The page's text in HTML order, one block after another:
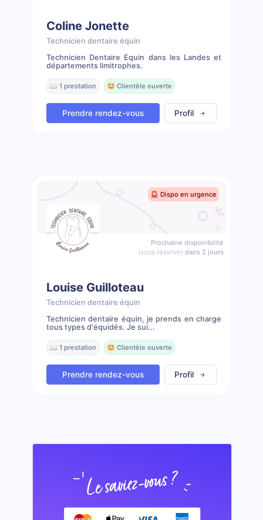
Coline Jonette
Technicien dentaire équin
Technicien Dentaire Équin dans les Landes et
départements limitrophes.
📖 1 prestation 🤩 Clientèle ouverte
Prendre rendez-vous Profil
🚨 Dispo en urgence
Prochaine disponibilité
(sous réserve) dans 2 jours
Louise Guilloteau
Technicien dentaire équin
Technicien dentaire équin, je prends en charge
tous types d'équidés. Je sui...
📖 1 prestation 🤩 Clientèle ouverte
Prendre rendez-vous Profil